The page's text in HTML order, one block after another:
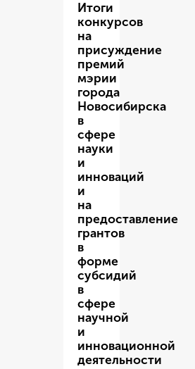
Итоги
конкурсов
на
присуждение
премий
мэрии
города
Новосибирска
в
сфере
науки
и
инноваций
и
на
предоставление
грантов
в
форме
субсидий
в
сфере
научной
и
инновационной
деятельности